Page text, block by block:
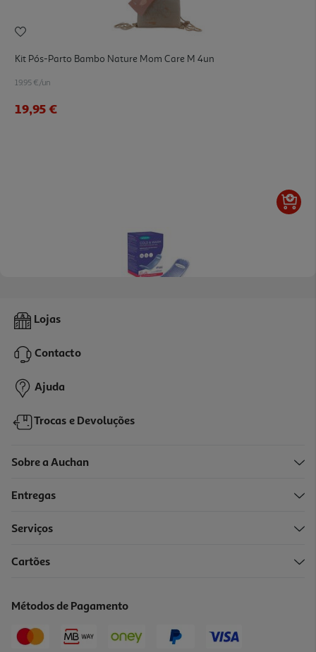
Kit Pós-Parto Bambo Nature Mom Care M 4un
19.95 €/un
19,95 €
Compressa Pós-Parto Lansinoh Alívio Frio/calor
24,99 €
Lojas
Contacto
Ajuda
Trocas e Devoluções
Sobre a Auchan
Entregas
Serviços
Cartões
Métodos de Pagamento